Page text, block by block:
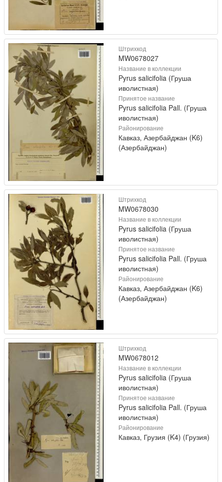
Штрихкод
MW0678027
Название в коллекции
Pyrus salicifolia (Груша
иволистная)
Принятое название
Pyrus salicifolia Pall. (Груша
иволистная)
Районирование
Кавказ, Азербайджан (K6)
(Азербайджан)
Штрихкод
MW0678030
Название в коллекции
Pyrus salicifolia (Груша
иволистная)
Принятое название
Pyrus salicifolia Pall. (Груша
иволистная)
Районирование
Кавказ, Азербайджан (K6)
(Азербайджан)
Штрихкод
MW0678012
Название в коллекции
Pyrus salicifolia (Груша
иволистная)
Принятое название
Pyrus salicifolia Pall. (Груша
иволистная)
Районирование
Кавказ, Грузия (K4) (Грузия)